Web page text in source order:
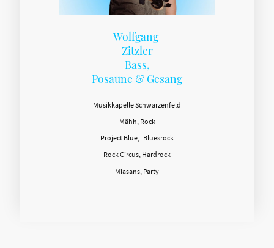
Wolfgang
Zitzler
Bass,
Posaune & Gesang
Musikkapelle Schwarzenfeld
Mähh, Rock
Project Blue, Bluesrock
Rock Circus, Hardrock
Miasans, Party